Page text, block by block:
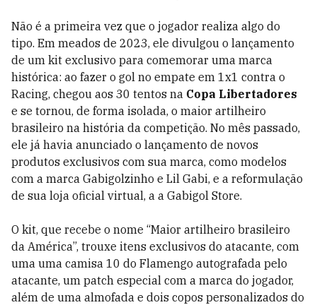
Não é a primeira vez que o jogador realiza algo do
tipo. Em meados de 2023, ele divulgou o lançamento
de um kit exclusivo para comemorar uma marca
histórica: ao fazer o gol no empate em 1x1 contra o
Racing, chegou aos 30 tentos na Copa Libertadores
e se tornou, de forma isolada, o maior artilheiro
brasileiro na história da competição. No mês passado,
ele já havia anunciado o lançamento de novos
produtos exclusivos com sua marca, como modelos
com a marca Gabigolzinho e Lil Gabi, e a reformulação
de sua loja oficial virtual, a a Gabigol Store.
O kit, que recebe o nome “Maior artilheiro brasileiro
da América”, trouxe itens exclusivos do atacante, com
uma uma camisa 10 do Flamengo autografada pelo
atacante, um patch especial com a marca do jogador,
além de uma almofada e dois copos personalizados do